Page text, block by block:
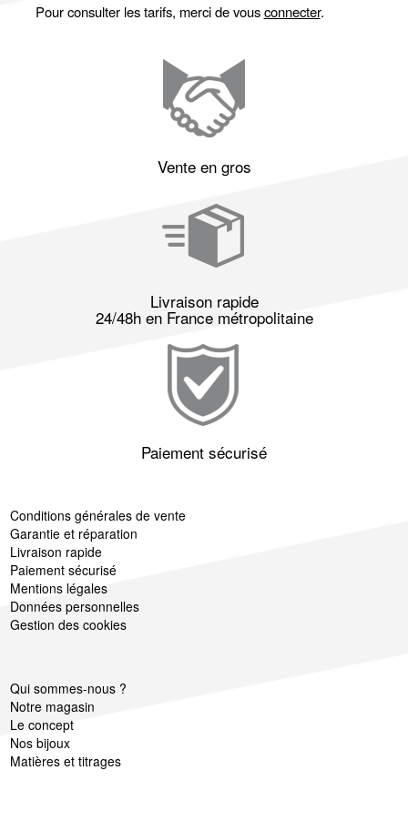
Pour consulter les tarifs, merci de vousconnecter.
Vente en gros
Livraison rapide
24/48h en France métropolitaine
Paiement sécurisé
Conditions générales de vente
Garantie et réparation
Livraison rapide
Paiement sécurisé
Mentions légales
Données personnelles
Gestion des cookies
Qui sommes-nous ?
Notre magasin
Le concept
Nos bijoux
Matières et titrages